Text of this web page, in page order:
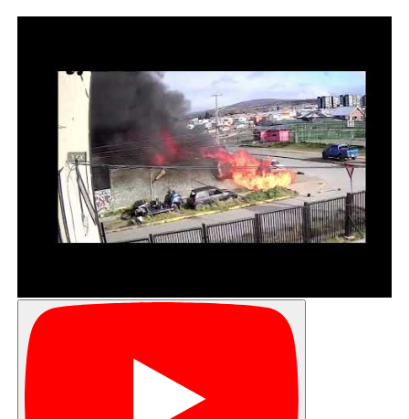
las acciones que el municipio está desarrollando. «Es
conozcan también cómo se está implementando este
PUQ 30/30 y que las mismas personas que están
trabajando con nosotros les comenten cómo lo estamos
haciendo, cuál ha sido el vínculo que hemos tenido con
ellas para la medición de huella de carbono y, luego, para
el plan de acción institucional que estamos
desarrollando».
Por su parte, Maritza Pérez, profesional de Medio
avanzadas del país en materia de acción climática local, y
eso lo queremos llevar a nuestra ciudad».